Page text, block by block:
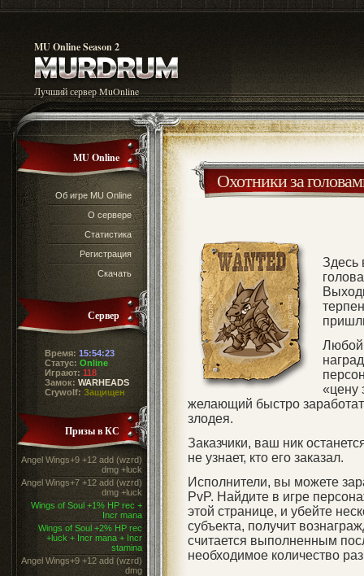
MU Online Season 2
Лучший сервер MuOnline
MU Online
Об игре MU Online
О сервере
Статистика
Регистрация
Скачать
Сервер
Время: 15:54:23
Статус: Online
Играют: 118
Замок: WARHEADS
Crywolf: Защищен
Призы в КС
Angel Wings+9 +12 add (wzrd)
dmg +luck
Angel Wings+7 +12 add (wzrd)
dmg +luck
Wings of Soul +1% HP rec +
Incr mana
Wings of Soul +2% HP rec
+luck + Incr mana + Incr
stamina
Angel Wings+9 +12 add (wzrd)
dmg
Охотники за
Здесь
Любой
«цену
желающий быстро
злодея.
Заказчики, ваш ник
не узнает, кто его заказал.
Исполнители, вы можете
PvP. Найдите в игре
этой странице, и убейте
субъекта, получит
считается выполненным
необходимое количество